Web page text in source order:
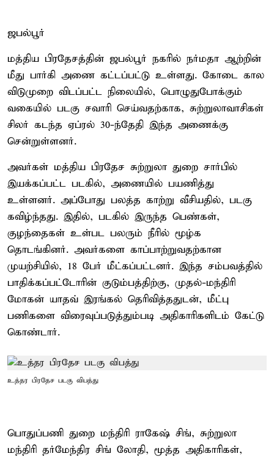
ஜபல்பூர்
மத்திய பிரதேசத்தின் ஜபல்பூர் நகரில் நர்மதா ஆற்றின்
மீது பார்கி அணை கட்டப்பட்டு உள்ளது. கோடை கால
விடுமுறை விடப்பட்ட நிலையில், பொழுதுபோக்கும்
வகையில் படகு சவாரி செய்வதற்காக, சுற்றுலாவாசிகள்
சிலர் கடந்த ஏப்ரல் 30-ந்தேதி இந்த அணைக்கு
சென்றுள்ளனர்.
அவர்கள் மத்திய பிரதேச சுற்றுலா துறை சார்பில்
இயக்கப்பட்ட படகில், அணையில் பயணித்து
உள்ளனர். அப்போது பலத்த காற்று வீசியதில், படகு
கவிழ்ந்தது. இதில், படகில் இருந்த பெண்கள்,
குழந்தைகள் உள்பட பலரும் நீரில் மூழ்க
தொடங்கினர். அவர்களை காப்பாற்றுவதற்கான
முயற்சியில், 18 பேர் மீட்கப்பட்டனர். இந்த சம்பவத்தில்
பாதிக்கப்பட்டோரின் குடும்பத்திற்கு, முதல்-மந்திரி
மோகன் யாதவ் இரங்கல் தெரிவித்ததுடன், மீட்பு
பணிகளை விரைவுப்படுத்தும்படி அதிகாரிகளிடம் கேட்டு
கொண்டார்.
உத்தர பிரதேச படகு விபத்து
பொதுப்பணி துறை மந்திரி ராகேஷ் சிங், சுற்றுலா
மந்திரி தர்மேந்திர சிங் லோதி, மூத்த அதிகாரிகள்,